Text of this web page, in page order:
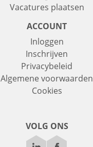
Vacatures plaatsen
ACCOUNT
Inloggen
Inschrijven
Privacybeleid
Algemene voorwaarden
Cookies
VOLG ONS